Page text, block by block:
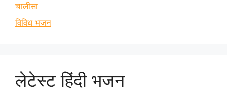
चालीसा
विविध भजन
लेटेस्ट हिंदी भजन